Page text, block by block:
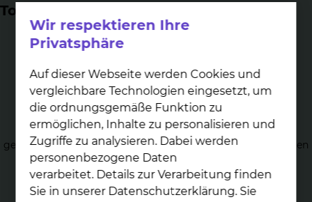
Top Themen
His­to­lo­gie
Gewebekundliche Aufarbeitung von allen zur Einsendung
gelangenden Gewebetypen entsprechend der Fragestellungen
und aktuellen Richtlinien.
Wir respektieren Ihre
Privatsphäre
Auf dieser Webseite werden Cookies und
vergleichbare Technologien eingesetzt, um
die ordnungsgemäße Funktion zu
ermöglichen, Inhalte zu personalisieren und
Zugriffe zu analysieren. Dabei werden
personenbezogene Daten
verarbeitet. Details zur Verarbeitung finden
Sie in unserer Datenschutzerklärung. Sie